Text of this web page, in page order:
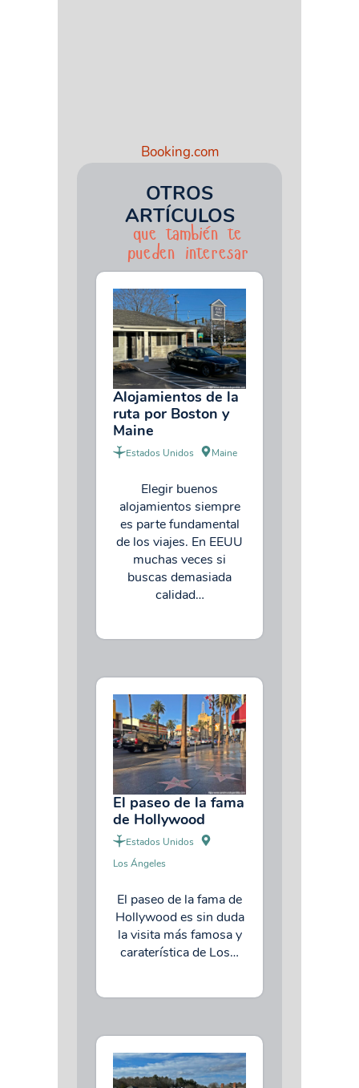
Booking.com
OTROS
ARTÍCULOS
que también te
pueden interesar
Alojamientos de la
ruta por Boston y
Maine
Estados Unidos Maine
Elegir buenos
alojamientos siempre
es parte fundamental
de los viajes. En EEUU
muchas veces si
buscas demasiada
calidad…
El paseo de la fama
de Hollywood
Estados Unidos
Los Ángeles
El paseo de la fama de
Hollywood es sin duda
la visita más famosa y
caraterística de Los…